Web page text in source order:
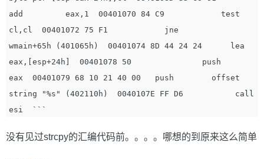
add         eax,1  00401070 84 C9            test
cl,cl  00401072 75 F1            jne
wmain+65h (401065h)  00401074 8D 44 24 24      lea
eax,[esp+24h]  00401078 50               push
eax  00401079 68 10 21 40 00   push        offset
string "%s" (402110h)  0040107E FF D6           call
没有见过strcpy的汇编代码前。。。。哪想的到原来这么简单